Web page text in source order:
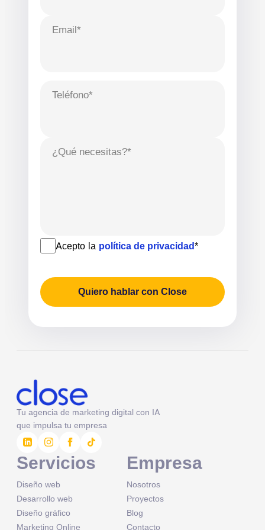
Email*
Teléfono*
¿Qué necesitas?*
Acepto la política de privacidad*
Quiero hablar con Close
Tu agencia de marketing digital con IA
que impulsa tu empresa
Servicios
Diseño web
Desarrollo web
Diseño gráfico
Marketing Online
Empresa
Nosotros
Proyectos
Blog
Contacto